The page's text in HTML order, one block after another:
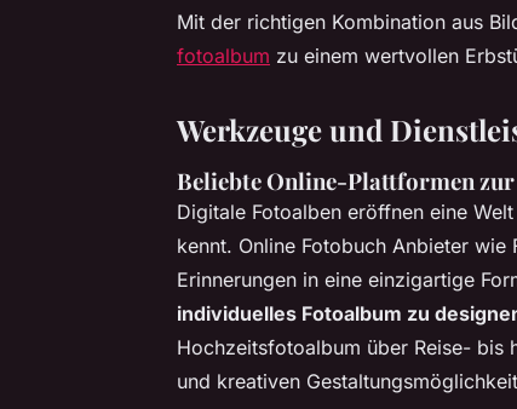
Mit der richtigen Kombination aus
fotoalbum zu einem wertvollen
Werkzeuge und
Beliebte Online-Plattformen
Digitale Fotoalben eröffnen eine
kennt. Online Fotobuch Anbieter wie
Erinnerungen in eine einzigartige
individuelles Fotoalbum zu
Hochzeitsfotoalbum über Reise- bis
und kreativen